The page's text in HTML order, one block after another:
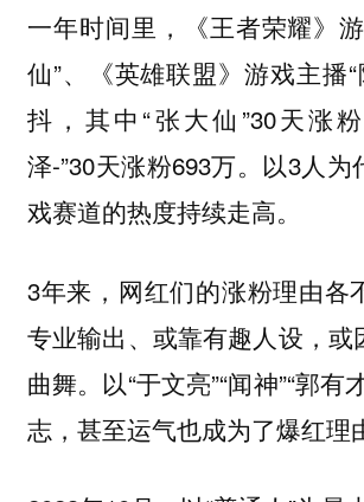
一年时间里，《王者荣耀》
仙”、《英雄联盟》游戏主播“
抖，其中“张大仙”30天涨
泽-”30天涨粉693万。以3人
戏赛道的热度持续走高。
3年来，网红们的涨粉理由各
专业输出、或靠有趣人设，或
曲舞。以“于文亮”“闻神”“郭有
志，甚至运气也成为了爆红理